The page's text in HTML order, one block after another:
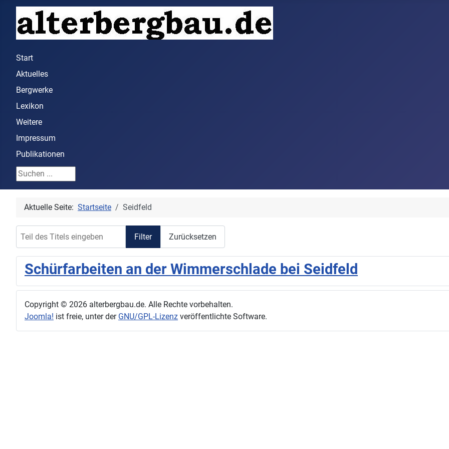
Start
Aktuelles
Bergwerke
Lexikon
Weitere
Impressum
Publikationen
Suchen ...
Aktuelle Seite: Startseite Seidfeld
Filter Zurücksetzen
Schürfarbeiten an der Wimmerschlade bei Seidfeld
Copyright © 2026 alterbergbau.de. Alle Rechte vorbehalten.
Joomla! ist freie, unter der GNU/GPL-Lizenz veröffentlichte Software.